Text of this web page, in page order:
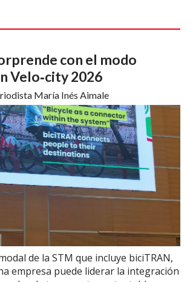
con el modo
Velo‑city 2026
María Inés Aimale
de la STM que incluye biciTRAN,
empresa puede liderar la integración